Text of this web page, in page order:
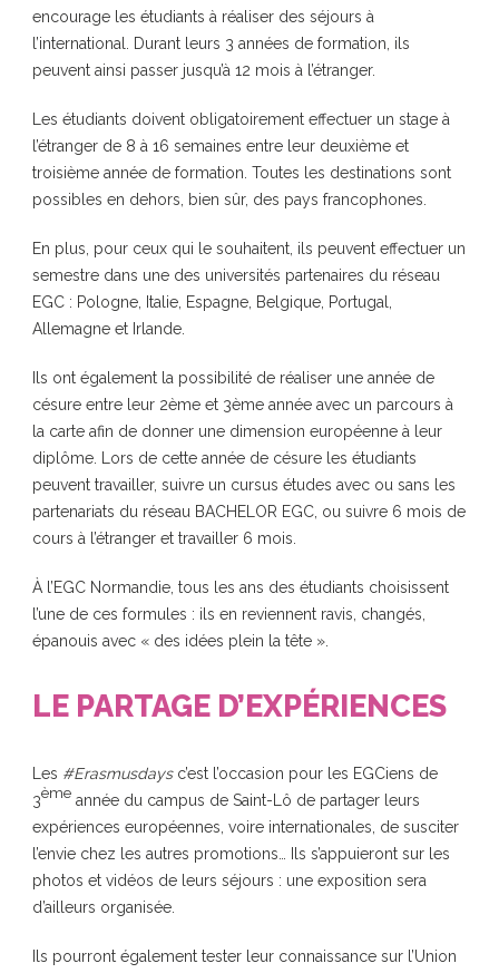
encourage les étudiants à réaliser desséjours à
l’international
. Durant leurs 3 années de formation, ils
peuvent ainsi passer jusqu’à 12 mois à l’étranger.
Les étudiants doivent obligatoirement effectuer unstage à
l’étranger de 8 à 16 semaines entre leur deuxième et
troisième année de formation. Toutes les destinations sont
possibles en dehors, bien sûr, des pays francophones.
En plus, pour ceux qui le souhaitent, ils peuvent effectuer un
semestre dans une des universités partenaires du réseau
EGC : Pologne, Italie, Espagne, Belgique, Portugal,
Allemagne et Irlande.
Ils ont également la possibilité de réaliser uneannée de
césure entre leur 2ème et 3ème année avec un parcours à
la carte afin de donner une dimension européenne à leur
diplôme. Lors de cette année de césure les étudiants
peuvent travailler, suivre un cursus études avec ou sans les
partenariats du réseau BACHELOR EGC, ou suivre 6 mois de
cours à l’étranger et travailler 6 mois.
À l’EGC Normandie, tous les ans des étudiants choisissent
l’une de ces formules : ils en reviennent ravis, changés,
épanouis avec « des idées plein la tête ».
LE PARTAGE D’EXPÉRIENCES
Les #Erasmusdaysc’est l’occasion pour les EGCiens de
3ème année du campus de Saint-Lô de partager leurs
expériences européennes, voire internationales, de susciter
l’envie chez les autres promotions… Ils s’appuieront sur les
photos et vidéos de leurs séjours : une exposition sera
d’ailleurs organisée.
Ils pourront également tester leur connaissance sur l’Union